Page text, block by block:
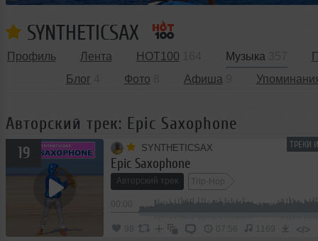
SYNTHETICSAX
Профиль Лента HOT100 Музыка
Блог
Фото Афиша
Авторский трек: Epic Saxophone
ТРЕКИ
19 SYNTHETICSAX
Epic Saxophone
Авторский трек Trip-Hop
98 07:56 1169 </>